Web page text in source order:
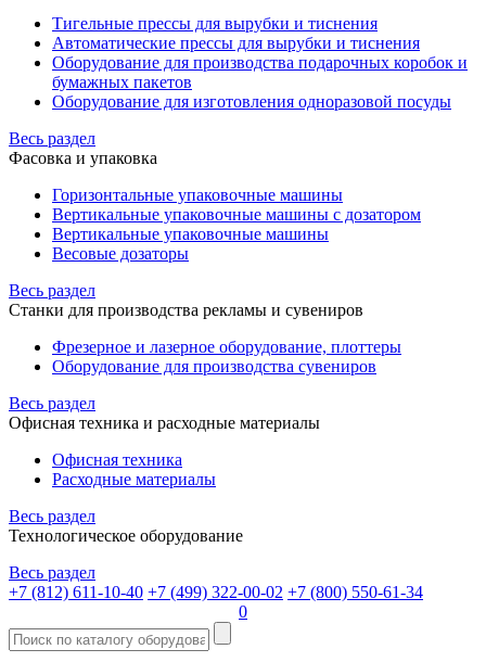
Тигельные прессы для вырубки и тиснения
Автоматические прессы для вырубки и тиснения
Оборудование для производства подарочных коробок и
бумажных пакетов
Оборудование для изготовления одноразовой посуды
Весь раздел
Фасовка и упаковка
Горизонтальные упаковочные машины
Вертикальные упаковочные машины с дозатором
Вертикальные упаковочные машины
Весовые дозаторы
Весь раздел
Станки для производства рекламы и сувениров
Фрезерное и лазерное оборудование, плоттеры
Оборудование для производства сувениров
Весь раздел
Офисная техника и расходные материалы
Офисная техника
Расходные материалы
Весь раздел
Технологическое оборудование
Весь раздел
+7 (812) 611-10-40 +7 (499) 322-00-02 +7 (800) 550-61-34
0